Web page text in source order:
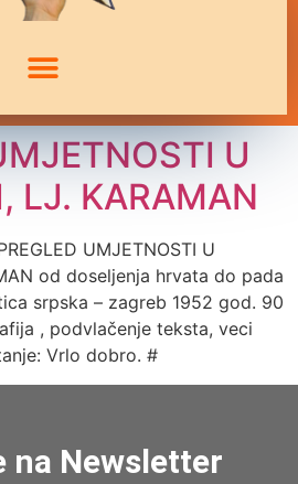
U
LJ. KARAMAN
UMJETNOSTI U
od doseljenja hrvata do pada
srpska – zagreb 1952 god. 90
, podvlačenje teksta, veci
Vrlo dobro. #
na Newsletter